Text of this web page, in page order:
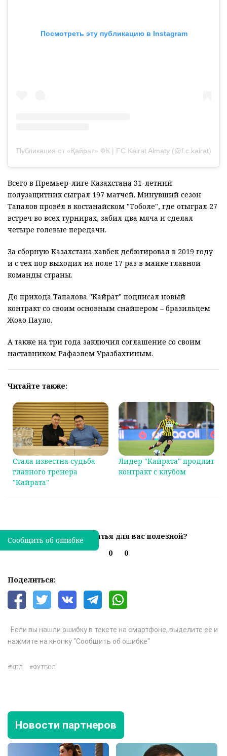
Посмотреть эту публикацию в Instagram
Публикация от «Қайрат» ФК | FC Kairat Almaty (@f.c.kairat)
Всего в Премьер-лиге Казахстана 31-летний
полузащитник сыграл 197 матчей. Минувший сезон
Тапалов провёл в костанайском "Тоболе", где отыграл 27
встреч во всех турнирах, забил два мяча и сделал
четыре голевые передачи.
За сборную Казахстана хавбек дебютировал в 2019 году
и с тех пор выходил на поле 17 раз в майке главной
команды страны.
До прихода Тапалова "Кайрат" подписал новый
контракт со своим основным снайпером – бразильцем
Жоао Пауло.
А также на три года заключил соглашение со своим
наставником Рафаэлем Уразбахтиным.
Читайте также:
Стала известна судьба
главного тренера
"Кайрата"
Лидер "Кайрата" продлит
контракт с клубом
Была ли эта статья для вас полезной?
0
0
Поделиться:
Если вы нашли ошибку в тексте на смартфоне, выделите её и
нажмите на кнопку "Сообщить об ошибке"
КПЛ ФУТБОЛ
Сообщить об ошибке
Новости партнеров